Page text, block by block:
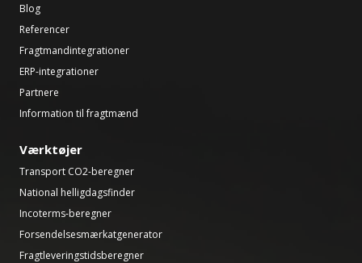
Blog
Referencer
Fragtmandintegrationer
ERP-integrationer
Partnere
Information til fragtmænd
Værktøjer
Transport CO2-beregner
National helligdagsfinder
Incoterms-beregner
Forsendelsesmærkatgenerator
Fragtleveringstidsberegner